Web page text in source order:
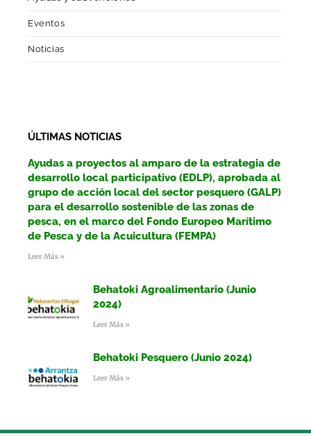
Eventos
Noticias
ÚLTIMAS NOTICIAS
Ayudas a proyectos al amparo de la estrategia de
desarrollo local participativo (EDLP), aprobada al
grupo de acción local del sector pesquero (GALP)
para el desarrollo sostenible de las zonas de
pesca, en el marco del Fondo Europeo Marítimo
de Pesca y de la Acuicultura (FEMPA)
Leer Más »
Behatoki Agroalimentario (Junio
2024)
Leer Más »
Behatoki Pesquero (Junio 2024)
Leer Más »